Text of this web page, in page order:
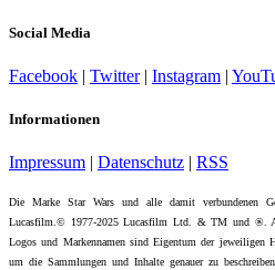
Social Media
Facebook | Twitter| Instagram |
Informationen
Impressum | Datenschutz | RSS
Die Marke Star Wars und alle damit verbundenen
Lucasfilm.© 1977-2025 Lucasfilm Ltd. & TM und ®.
Logos und Markennamen sind Eigentum der jeweiligen
um die Sammlungen und Inhalte genauer zu